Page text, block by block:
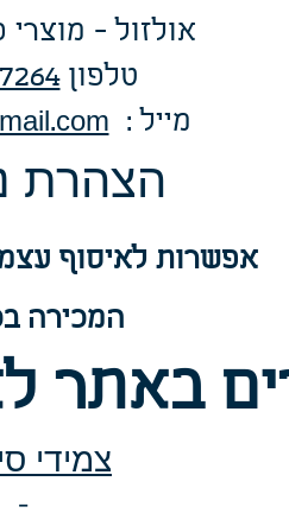
אולזול -
טלפון
: מייל
הצהרת
אפשרות לאיסוף עצמי -
המכירה
באתר
צמידי
-